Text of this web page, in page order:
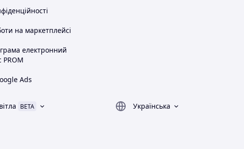
на маркетплейсі
електронний
PROM
Ads
BETA
Українська